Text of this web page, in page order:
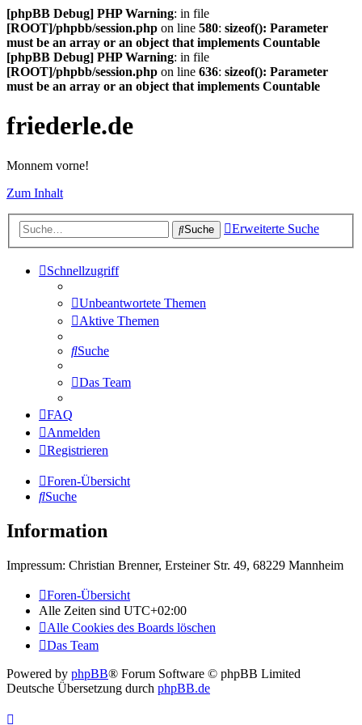
[phpBB Debug] PHP Warning: in file
[ROOT]/phpbb/session.php on line 580: sizeof(): Parameter
must be an array or an object that implements Countable
[phpBB Debug] PHP Warning: in file
[ROOT]/phpbb/session.php on line 636: sizeof(): Parameter
must be an array or an object that implements Countable
friederle.de
Monnem vorne!
Zum Inhalt
Suche Erweiterte Suche
Schnellzugriff
Unbeantwortete Themen
Aktive Themen
Suche
Das Team
FAQ
Anmelden
Registrieren
Foren-Übersicht
Suche
Information
Impressum: Christian Brenner, Ersteiner Str. 49, 68229 Mannheim
Foren-Übersicht
Alle Zeiten sind UTC+02:00
Alle Cookies des Boards löschen
Das Team
Powered by phpBB® Forum Software © phpBB Limited
Deutsche Übersetzung durch phpBB.de